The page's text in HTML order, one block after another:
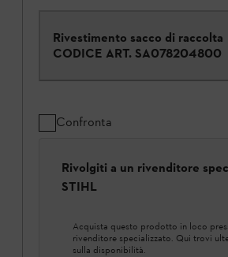
Rivestimento sacco di raccolta
CODICE ART. SA078204800
Confronta
Rivolgiti a un rivenditore
STIHL
Acquista questo prodotto in loco
rivenditore specializzato. Qui trovi
sulla disponibilità.